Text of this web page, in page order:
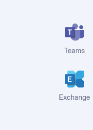
Teams
Exchange